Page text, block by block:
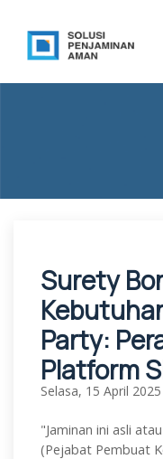
Surety
Party:
Platform
Selasa, 15 April 2025
"Jaminan ini asli
(Pejabat Pembuat